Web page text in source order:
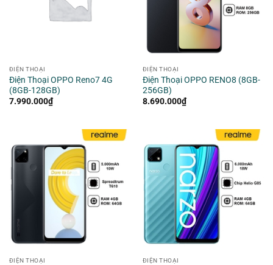
ĐIỆN THOẠI
Điện Thoại OPPO Reno7 4G
(8GB-128GB)
7.990.000₫
ĐIỆN THOẠI
Điện Thoại OPPO RENO8 (8GB-
256GB)
8.690.000₫
ĐIỆN THOẠI ĐIỆN THOẠI